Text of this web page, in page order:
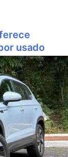
usado